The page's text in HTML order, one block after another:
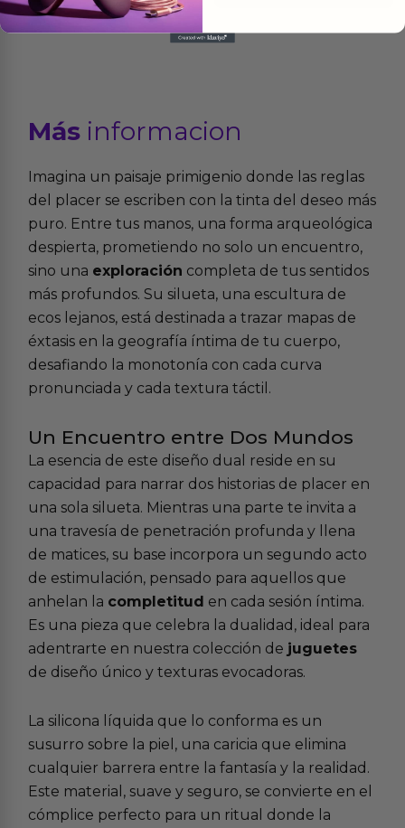
Más informacion
Imagina un paisaje primigenio donde las reglas
del placer se escriben con la tinta del deseo más
puro. Entre tus manos, una forma arqueológica
despierta, prometiendo no solo un encuentro,
sino una exploración completa de tus sentidos
más profundos. Su silueta, una escultura de
ecos lejanos, está destinada a trazar mapas de
éxtasis en la geografía íntima de tu cuerpo,
desafiando la monotonía con cada curva
pronunciada y cada textura táctil.
Un Encuentro entre Dos Mundos
La esencia de este diseño dual reside en su
capacidad para narrar dos historias de placer en
una sola silueta. Mientras una parte te invita a
una travesía de penetración profunda y llena
de matices, su base incorpora un segundo acto
de estimulación, pensado para aquellos que
anhelan la completitud en cada sesión íntima.
Es una pieza que celebra la dualidad, ideal para
adentrarte en nuestra colección de juguetes
de diseño único y texturas evocadoras.
La silicona líquida que lo conforma es un
susurro sobre la piel, una caricia que elimina
cualquier barrera entre la fantasía y la realidad.
Este material, suave y seguro, se convierte en el
cómplice perfecto para un ritual donde la